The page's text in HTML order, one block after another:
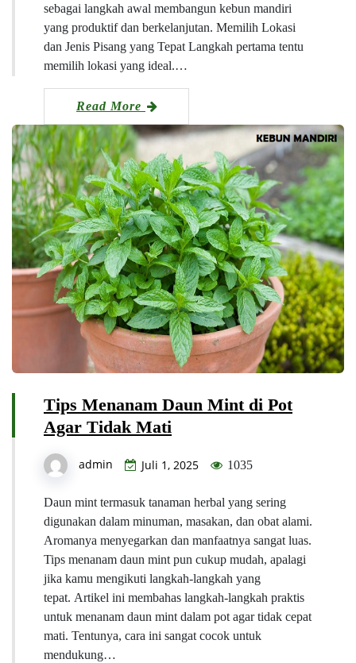
sebagai langkah awal membangun kebun mandiri
yang produktif dan berkelanjutan. Memilih Lokasi
dan Jenis Pisang yang Tepat Langkah pertama tentu
memilih lokasi yang ideal.…
Read More
Tips Menanam Daun Mint di Pot
Agar Tidak Mati
admin Juli 1, 2025 1035
Daun mint termasuk tanaman herbal yang sering
digunakan dalam minuman, masakan, dan obat alami.
Aromanya menyegarkan dan manfaatnya sangat luas.
Tips menanam daun mint pun cukup mudah, apalagi
jika kamu mengikuti langkah-langkah yang
tepat. Artikel ini membahas langkah-langkah praktis
untuk menanam daun mint dalam pot agar tidak cepat
mati. Tentunya, cara ini sangat cocok untuk
mendukung…